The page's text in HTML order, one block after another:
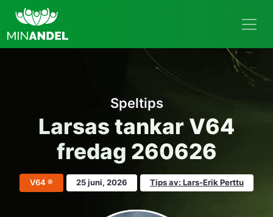
Speltips
Larsas tankar V64
fredag 260626
V64 ® 25 juni, 2026 Tips av: Lars-Erik Perttu